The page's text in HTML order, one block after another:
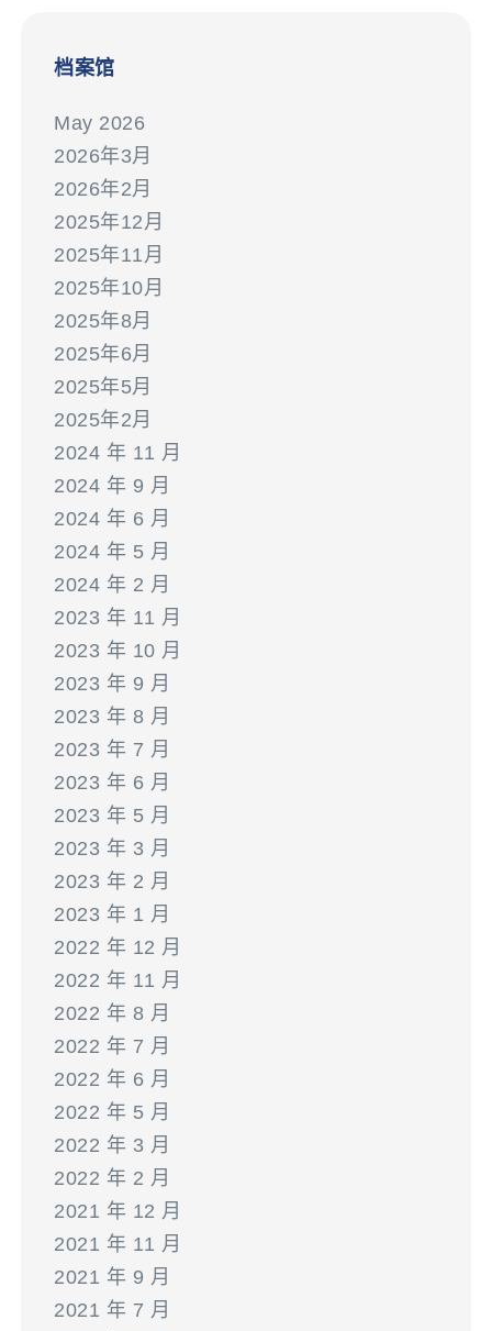
档案馆
May 2026
2026年3月
2026年2月
2025年12月
2025年11月
2025年10月
2025年8月
2025年6月
2025年5月
2025年2月
2024 年 11 月
2024 年 9 月
2024 年 6 月
2024 年 5 月
2024 年 2 月
2023 年 11 月
2023 年 10 月
2023 年 9 月
2023 年 8 月
2023 年 7 月
2023 年 6 月
2023 年 5 月
2023 年 3 月
2023 年 2 月
2023 年 1 月
2022 年 12 月
2022 年 11 月
2022 年 8 月
2022 年 7 月
2022 年 6 月
2022 年 5 月
2022 年 3 月
2022 年 2 月
2021 年 12 月
2021 年 11 月
2021 年 9 月
2021 年 7 月